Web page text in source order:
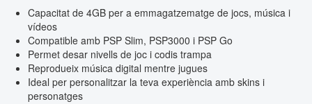
Capacitat de 4GB per a emmagatzematge de jocs, música i
vídeos
Compatible amb PSP Slim, PSP3000 i PSP Go
Permet desar nivells de joc i codis trampa
Reprodueix música digital mentre jugues
Ideal per personalitzar la teva experiència amb skins i
personatges